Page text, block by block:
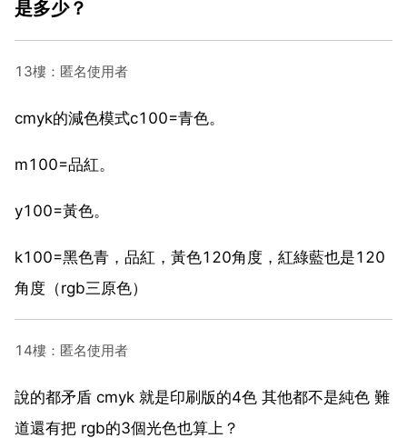
是多少？
13樓：匿名使用者
cmyk的減色模式c100=青色。
m100=品紅。
y100=黃色。
k100=黑色青，品紅，黃色120角度，紅綠藍也是120
角度（rgb三原色）
14樓：匿名使用者
說的都矛盾 cmyk 就是印刷版的4色 其他都不是純色 難
道還有把 rgb的3個光色也算上？